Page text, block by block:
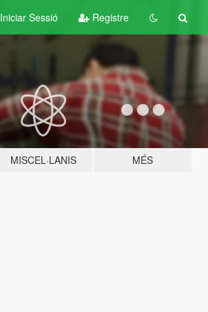
Iniciar Sessió Registre
MISCEL·LANIS MÉS